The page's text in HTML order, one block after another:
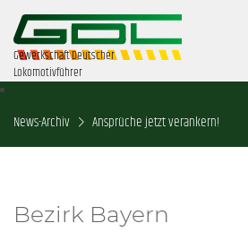
Gewerkschaft Deutscher
Lokomotivführer
News-Archiv Ansprüche jetzt verankern!
Bezirk Bayern